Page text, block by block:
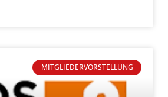
MITGLIEDERVORSTELLUNG